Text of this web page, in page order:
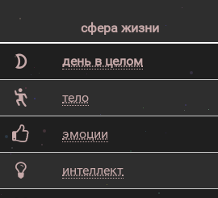
сфера жизни
день в целом
тело
эмоции
интеллект